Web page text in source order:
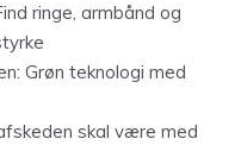
ringe, armbånd og
Grøn teknologi med
skal være med